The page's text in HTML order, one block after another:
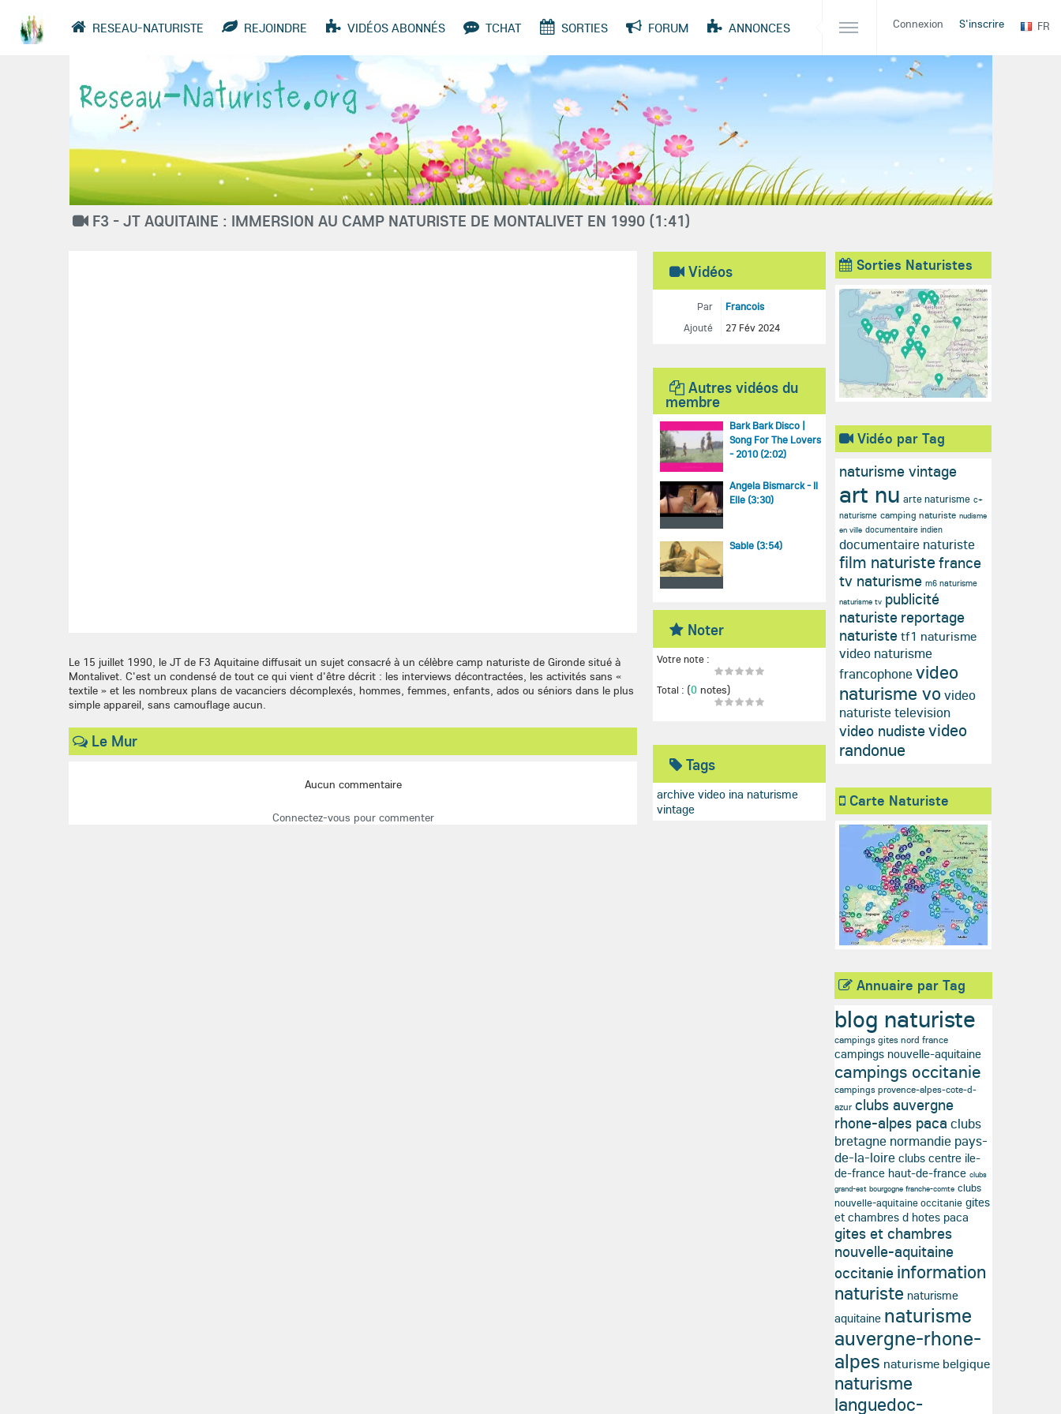
Connexion S'inscrire FR
RESEAU-NATURISTE REJOINDRE VIDÉOS ABONNÉS TCHAT SORTIES FORUM ANNONCES
ANNUAIRE GROUPES SONDAGES
F3 - JT AQUITAINE : IMMERSION AU CAMP NATURISTE DE MONTALIVET EN 1990 (1:41)
Le 15 juillet 1990, le JT de F3 Aquitaine diffusait un sujet consacré à un célèbre camp naturiste de Gironde situé à
Montalivet. C'est un condensé de tout ce qui vient d'être décrit : les interviews décontractées, les activités sans «
textile » et les nombreux plans de vacanciers décomplexés, hommes, femmes, enfants, ados ou séniors dans le plus
simple appareil, sans camouflage aucun.
Le Mur
Aucun commentaire
Connectez-vous pour commenter
Vidéos
Par
Francois
Ajouté
27 Fév 2024
Autres vidéos du
membre
Bark Bark Disco |
Song For The Lovers
- 2010 (2:02)
Angela Bismarck - Il
Elle (3:30)
Sable (3:54)
Noter
Votre note :
Total : (0 notes)
Tags
archive video ina naturisme
vintage
Sorties Naturistes
Vidéo par Tag
naturisme vintage
art nu arte naturisme c+
naturisme camping naturiste nudisme
en ville documentaire indien
documentaire naturiste
film naturistefrance
tv naturisme m6 naturisme
naturisme tv publicité
naturiste reportage
naturiste tf1 naturisme
video naturisme
francophone video
naturisme vo video
naturiste television
video nudistevideo
randonue
Carte Naturiste
Annuaire par Tag
blog naturiste
campings gites nord france
campings nouvelle-aquitaine
campings occitanie
campings provence-alpes-cote-d-
azur clubs auvergne
rhone-alpes paca clubs
bretagne normandie pays-
de-la-loire clubs centre ile-
de-france haut-de-france clubs
grand-est bourgogne franche-comte clubs
nouvelle-aquitaine occitanie gites
et chambres d hotes paca
gites et chambres
nouvelle-aquitaine
occitanie information
naturiste naturisme
aquitaine naturisme
auvergne-rhone-
alpes naturisme belgique
naturisme
languedoc-